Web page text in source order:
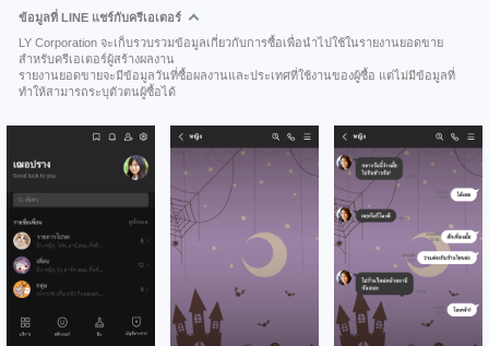
ข้อมูลที่ LINE แชร์กับครีเอเตอร์
LY Corporation จะเก็บรวบรวมข้อมูลเกี่ยวกับการซื้อเพื่อนำไปใช้ในรายงานยอดขาย
สำหรับครีเอเตอร์ผู้สร้างผลงาน
รายงานยอดขายจะมีข้อมูลวันที่ซื้อผลงานและประเทศที่ใช้งานของผู้ซื้อ แต่ไม่มีข้อมูลที่
ทำให้สามารถระบุตัวตนผู้ซื้อได้